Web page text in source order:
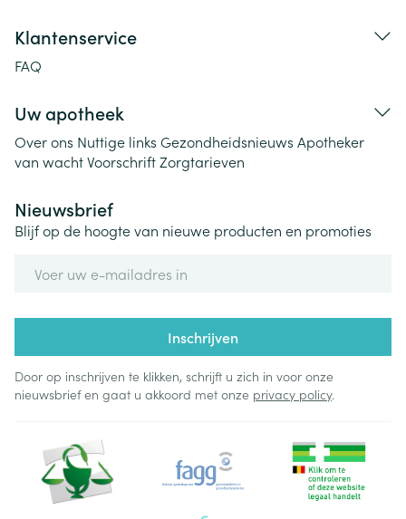
Klantenservice
FAQ
Uw apotheek
Over ons Nuttige links Gezondheidsnieuws Apotheker
van wachtVoorschriftZorgtarieven
Nieuwsbrief
Blijf op de hoogte van nieuwe producten en promoties
Inschrijven
Door op inschrijven te klikken, schrijft u zich in voor onze
nieuwsbrief en gaat u akkoord met onze privacy policy.